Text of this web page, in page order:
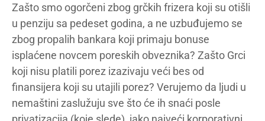
Zašto smo ogorčeni zbog grčkih frizera koji su otišli
u penziju sa pedeset godina, a ne uzbuđujemo se
zbog propalih bankara koji primaju bonuse
isplaćene novcem poreskih obveznika? Zašto Grci
koji nisu platili porez izazivaju veći bes od
finansijera koji su utajili porez? Verujemo da ljudi u
nemaštini zaslužuju sve što će ih snaći posle